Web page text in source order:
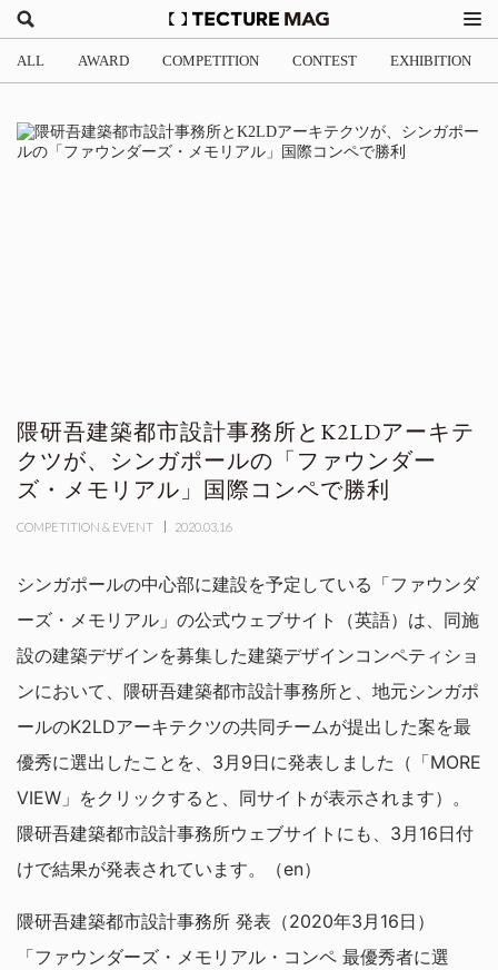
ALL AWARD COMPETITION CONTEST EXHIBITION
隈研吾建築都市設計事務所とK2LDアーキテ
クツが、シンガポールの「ファウンダー
ズ・メモリアル」国際コンペで勝利
COMPETITION & EVENT 2020.03.16
シンガポールの中心部に建設を予定している「ファウンダ
ーズ・メモリアル」の公式ウェブサイト（英語）は、同施
設の建築デザインを募集した建築デザインコンペティショ
ンにおいて、隈研吾建築都市設計事務所と、地元シンガポ
ールのK2LDアーキテクツの共同チームが提出した案を最
優秀に選出したことを、3月9日に発表しました（「MORE
VIEW」をクリックすると、同サイトが表示されます）。
隈研吾建築都市設計事務所ウェブサイトにも、3月16日付
けで結果が発表されています。（en）
隈研吾建築都市設計事務所 発表（2020年3月16日）
「ファウンダーズ・メモリアル・コンペ 最優秀者に選